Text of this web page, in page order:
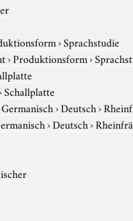
›Sprachstudie
›Produktionsform›
Schallplatte
Germanisch›Deutsch›
›Deutsch›